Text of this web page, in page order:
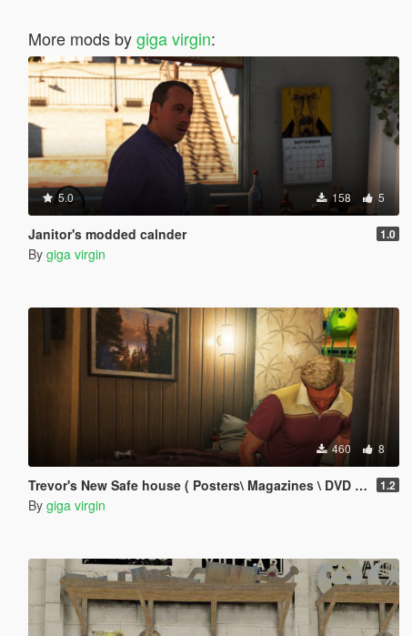
More mods bygiga virgin:
5.0 158 5
Janitor's modded calnder 1.0
By giga virgin
460 8
Trevor's New Safe house ( Posters\ Magazines \ DVD covers ) 1.2
By giga virgin